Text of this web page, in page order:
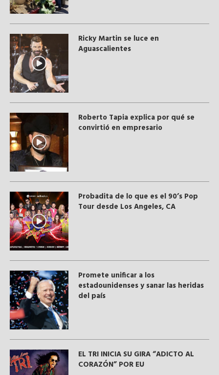
Ricky Martin se luce en
Aguascalientes
Roberto Tapia explica por qué se
convirtió en empresario
Probadita de lo que es el 90’s Pop
Tour desde Los Angeles, CA
Promete unificar a los
estadounidenses y sanar las heridas
del país
EL TRI INICIA SU GIRA “ADICTO AL
CORAZÓN” POR EU